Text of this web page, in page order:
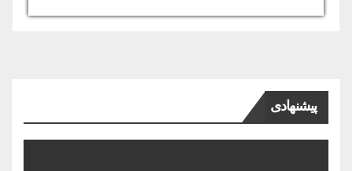
پیشنهادی